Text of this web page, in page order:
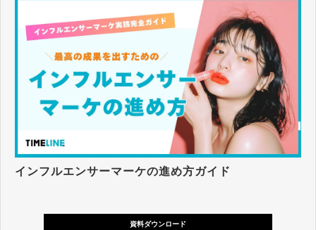
インフルエンサーマーケの進め方ガイド
資料ダウンロード